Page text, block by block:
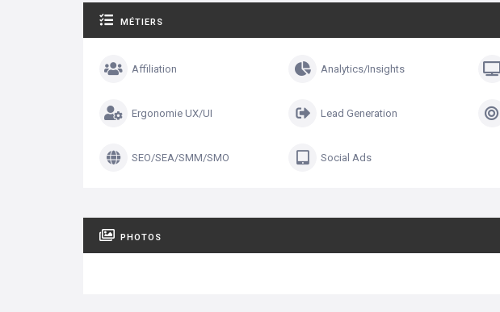
MÉTIERS
Affiliation Analytics/Insights
Ergonomie UX/UI Lead Generation
SEO/SEA/SMM/SMO Social Ads
PHOTOS